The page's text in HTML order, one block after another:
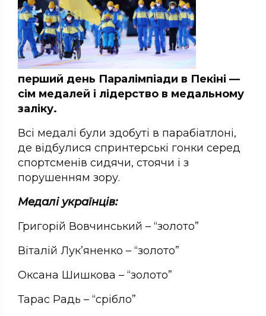
перший день Паралімпіади в Пекіні —
сім медалей і лідерство в медальному
заліку.
Всі медалі були здобуті в парабіатлоні,
де відбулися спринтерські гонки серед
спортсменів сидячи, стоячи і з
порушенням зору.
Медалі українців:
Григорій Вовчинський – “золото”
Віталій Лук’яненко – “золото”
Оксана Шишкова – “золото”
Тарас Радь – “срібло”